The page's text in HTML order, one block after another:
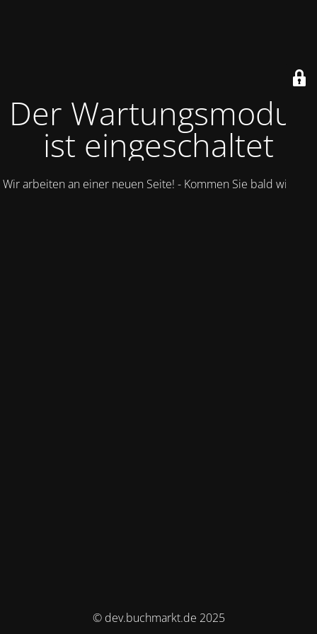
Der Wartungsmodus
ist eingeschaltet
Wir arbeiten an einer neuen Seite! - Kommen Sie bald wieder.
© dev.buchmarkt.de 2025